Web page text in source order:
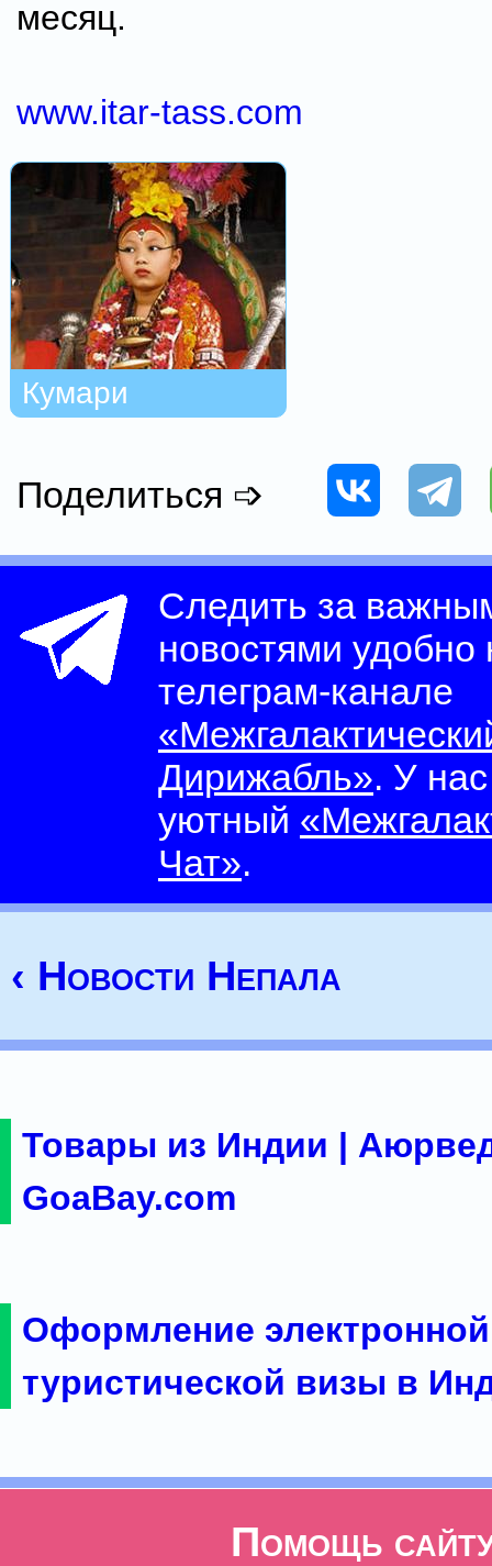
месяц.
www.itar-tass.com
Кумари
Поделиться ➩
Следить за
новостями
телеграм-канале
Дирижабль». У
уютный
Чат».
‹ Новости Непала
Товары из Индии |
GoaBay.com
Оформление электронной
туристической визы в
Помощь